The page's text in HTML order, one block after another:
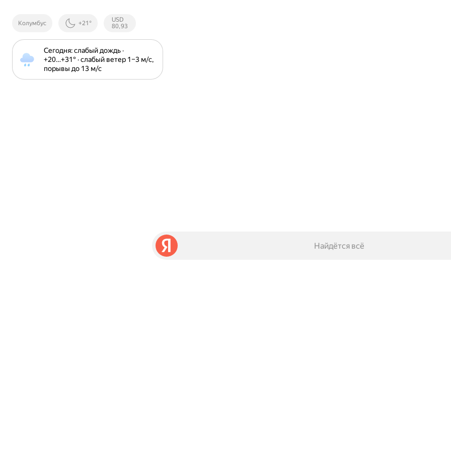
Колумбус +21°
Курсы ЦБ
РФ
USD
80,93
Сегодня: слабый дождь ·
+20⁠…⁠+31⁠° · слабый ветер 1⁠–⁠3 м⁠/⁠с,
порывы до 13 м⁠/⁠с